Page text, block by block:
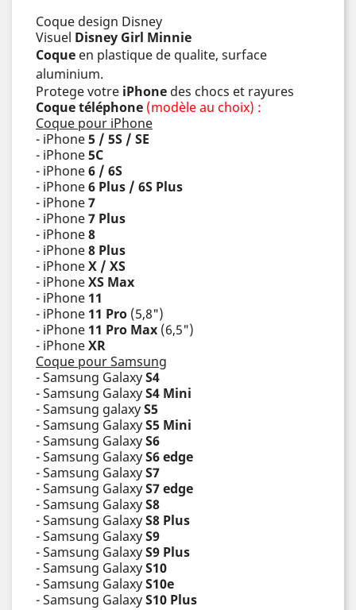
Coque design Disney
Visuel Disney Girl Minnie
Coque en plastique de qualite, surface
aluminium.
Protege votre iPhone des chocs et rayures
Coque téléphone (modèle au choix) :
Coque pour iPhone
- iPhone5 / 5S / SE
- iPhone5C
- iPhone6 / 6S
- iPhone6 Plus / 6S Plus
- iPhone7
- iPhone7 Plus
- iPhone8
- iPhone8 Plus
- iPhoneX / XS
- iPhoneXS Max
- iPhone 11
- iPhone 11 Pro (5,8")
- iPhone 11 Pro Max (6,5")
- iPhoneXR
Coque pour Samsung
- Samsung GalaxyS4
- Samsung GalaxyS4 Mini
- Samsung galaxyS5
- Samsung GalaxyS5 Mini
- Samsung GalaxyS6
- Samsung GalaxyS6 edge
- Samsung GalaxyS7
- Samsung GalaxyS7 edge
- Samsung GalaxyS8
- Samsung GalaxyS8 Plus
- Samsung GalaxyS9
- Samsung GalaxyS9 Plus
- Samsung GalaxyS10
- Samsung GalaxyS10e
- Samsung GalaxyS10 Plus